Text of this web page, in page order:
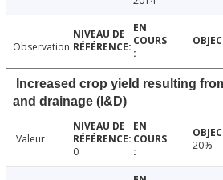
Observation
Increased crop yield resulting
and drainage (I&D)
Valeur
0
20%